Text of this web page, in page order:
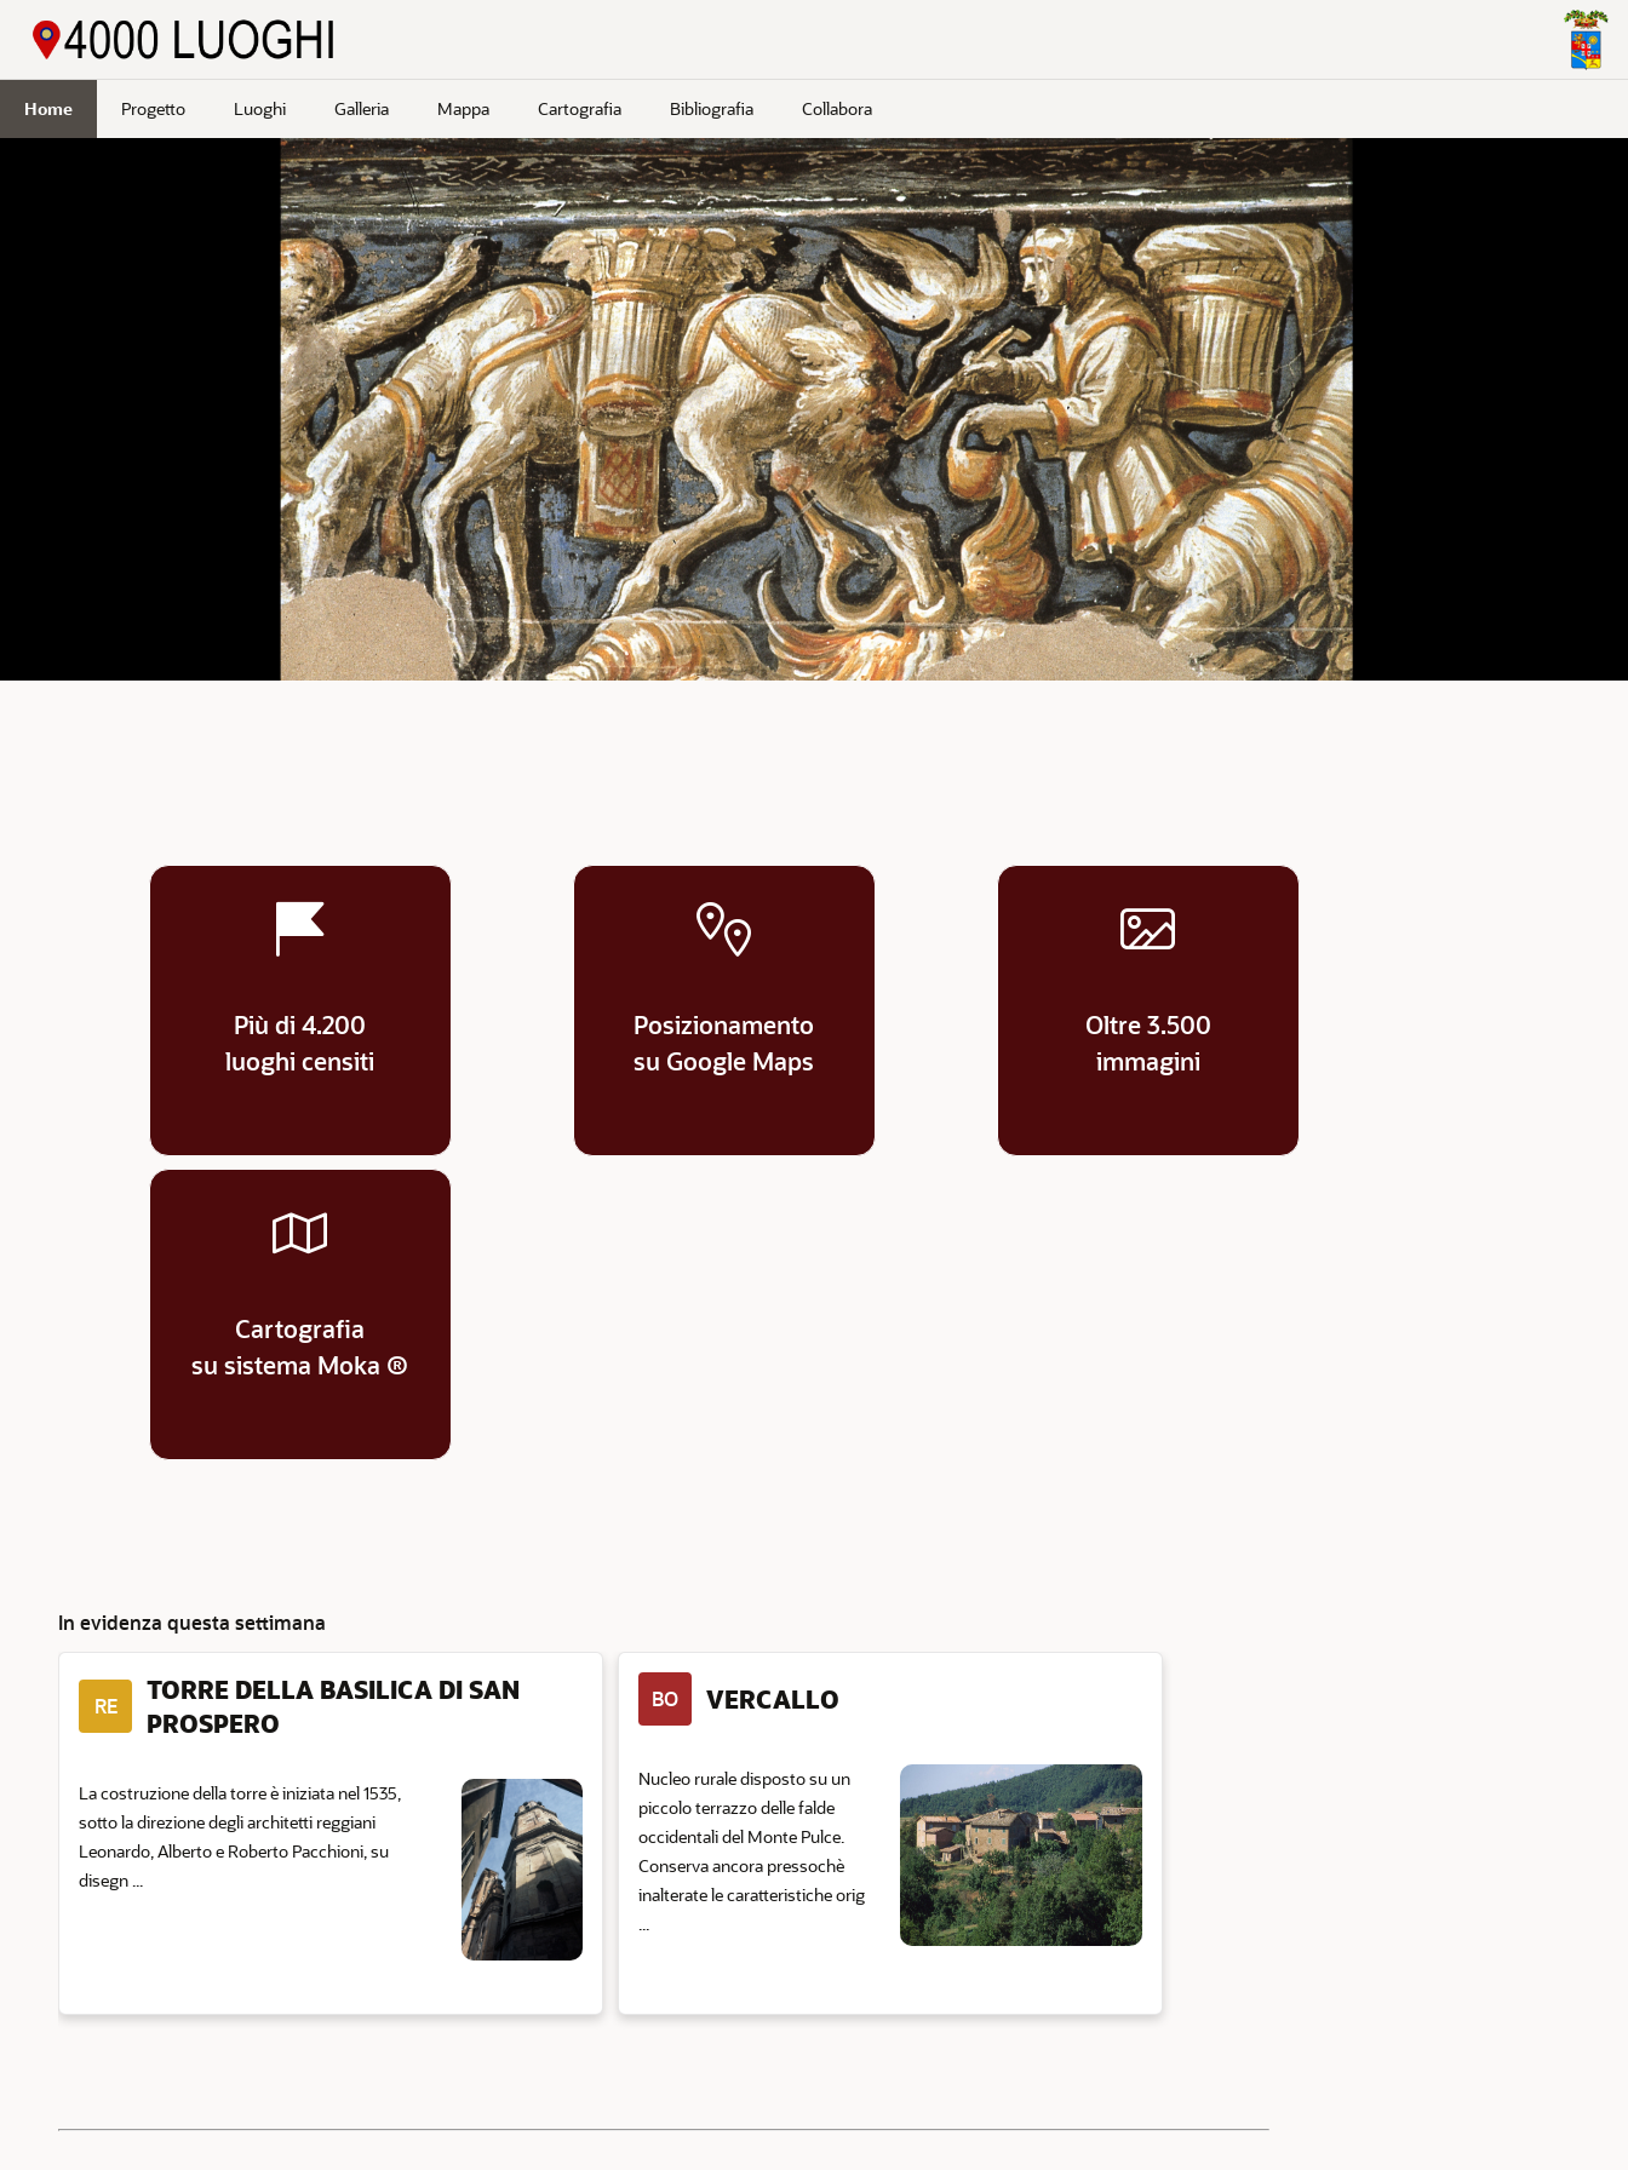
Home Progetto Luoghi Galleria Mappa Cartografia Bibliografia Collabora
Più di 4.200
luoghi censiti
Posizionamento
su Google Maps
Oltre 3.500
immagini
Cartografia
su sistema Moka ®
In evidenza questa settimana
RE
TORRE DELLA BASILICA DI SAN
PROSPERO
La costruzione della torre è iniziata nel 1535,
sotto la direzione degli architetti reggiani
Leonardo, Alberto e Roberto Pacchioni, su
disegn ...
BO VERCALLO
Nucleo rurale disposto su un
piccolo terrazzo delle falde
occidentali del Monte Pulce.
Conserva ancora pressochè
inalterate le caratteristiche orig
...